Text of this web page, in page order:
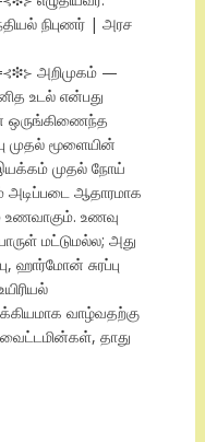
நிபுணர் | அரச
அறிமுகம் —
உடல் என்பது
ஒருங்கிணைந்த
முதல் மூளையின்
முதல் நோய்
அடிப்படை ஆதாரமாக
உணவாகும். உணவு
மட்டுமல்ல; அது
ஹார்மோன் சுரப்பு
வாழ்வதற்கு
தாது